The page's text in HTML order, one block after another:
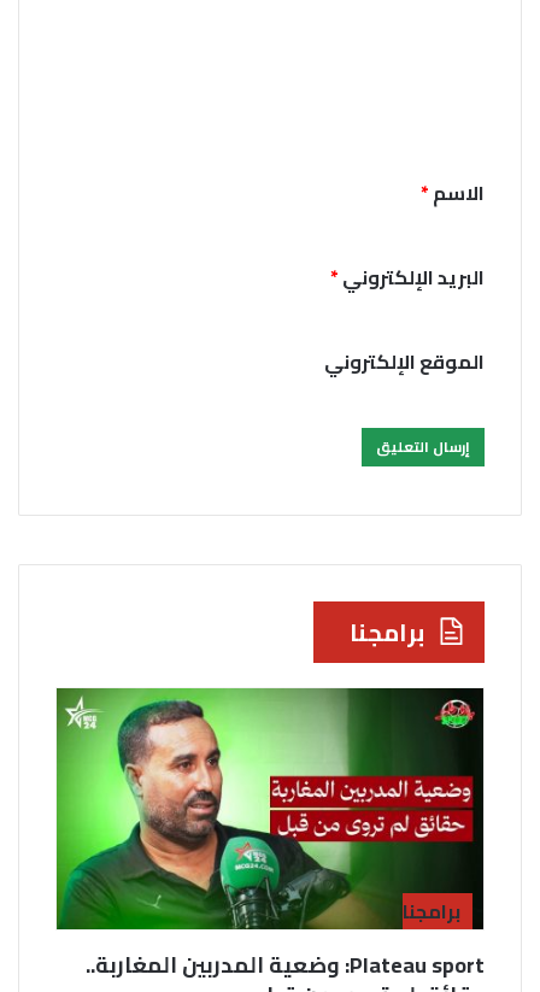
الاسم*
البريد الإلكتروني*
الموقع الإلكتروني
برامجنا
برامجنا
Plateau sport: وضعية المدربين المغاربة..